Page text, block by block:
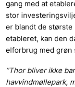
gang med at
stor
er blandt de største
etableret, kan den
elforbrug med grøn
”Thor bliver ikke
havvindmøllepark,